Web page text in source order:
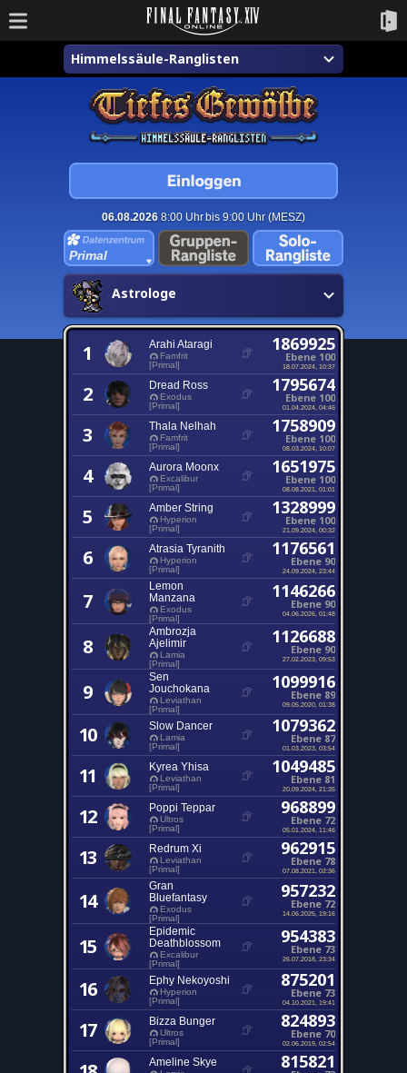
Himmelssäule-Ranglisten
06.08.20268:00 Uhr bis 9:00 Uhr (MESZ)
Primal
Astrologe
1 Arahi Ataragi
Famfrit
[Primal]
1869925
Ebene 100
18.07.2024, 10:37
2 Dread Ross
Exodus
[Primal]
1795674
Ebene 100
01.04.2024, 04:46
3 Thala Nelhah
Famfrit
[Primal]
1758909
Ebene 100
08.03.2024, 10:07
4 Aurora Moonx
Excalibur
[Primal]
1651975
Ebene 100
08.08.2021, 01:01
5 Amber String
Hyperion
[Primal]
1328999
Ebene 100
21.09.2024, 00:32
6 Atrasia Tyranith
Hyperion
[Primal]
1176561
Ebene 90
24.09.2024, 23:44
7
Lemon
Manzana
Exodus
[Primal]
1146266
Ebene 90
04.06.2026, 01:48
8
Ambrozja
Ajelimir
Lamia
[Primal]
1126688
Ebene 90
27.02.2023, 09:53
9
Sen
Jouchokana
Leviathan
[Primal]
1099916
Ebene 89
09.05.2020, 01:38
10 Slow Dancer
Lamia
[Primal]
1079362
Ebene 87
01.03.2023, 03:54
11 Kyrea Yhisa
Leviathan
[Primal]
1049485
Ebene 81
20.09.2024, 21:35
12 Poppi Teppar
Ultros
[Primal]
968899
Ebene 72
05.01.2024, 11:46
13 Redrum Xi
Leviathan
[Primal]
962915
Ebene 78
07.08.2021, 02:36
14
Gran
Bluefantasy
Exodus
[Primal]
957232
Ebene 72
14.06.2025, 19:16
15
Epidemic
Deathblossom
Excalibur
[Primal]
954383
Ebene 73
26.07.2018, 23:34
16 Ephy Nekoyoshi
Hyperion
[Primal]
875201
Ebene 73
04.10.2021, 19:41
17 Bizza Bunger
Ultros
[Primal]
824893
Ebene 70
02.06.2019, 02:54
Ameline Skye 815821